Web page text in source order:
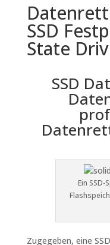
SSD
State
SSD
Ein
Zugegeben, eine